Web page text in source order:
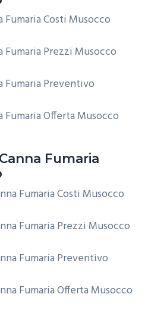
Fumaria Costi Musocco
Fumaria Prezzi Musocco
Fumaria Preventivo
Fumaria Offerta Musocco
Canna Fumaria
Fumaria Costi Musocco
Fumaria Prezzi Musocco
Fumaria Preventivo
Fumaria Offerta Musocco